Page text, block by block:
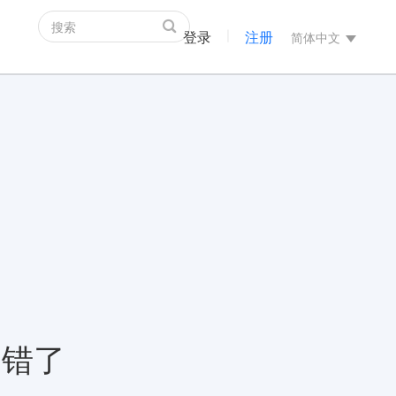
登录 注册 简体中文
了